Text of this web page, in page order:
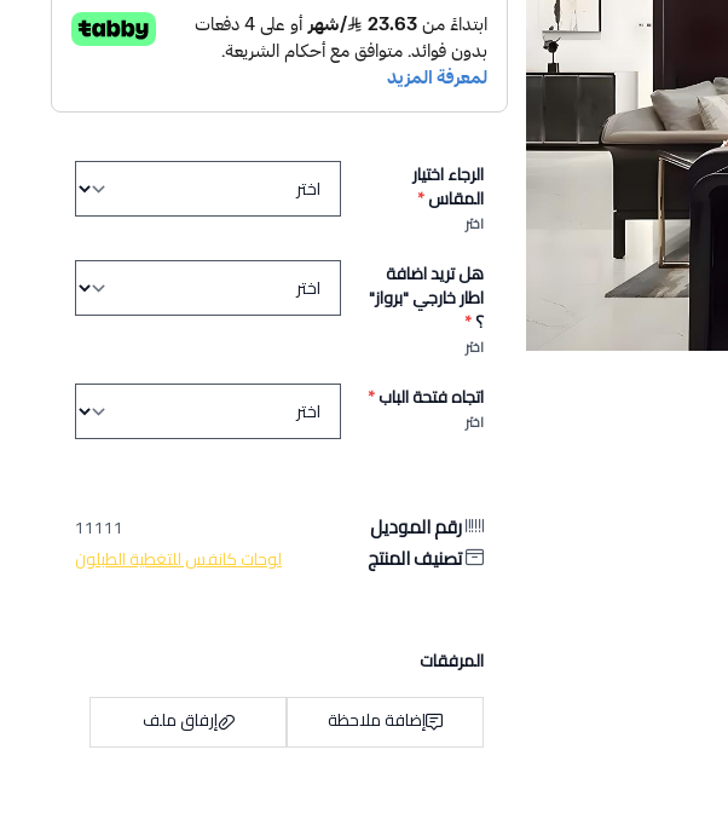
الرجاء اختيار
المقاس*
اختر
هل تريد اضافة
اطار خارجي "برواز"
؟*
اختر
اتجاه فتحة الباب*
اختر
رقم الموديل 11111
تصنيف المنتج لوحات كانفس للتغطية الطبلون
المرفقات
إضافة ملاحظة
إرفاق ملف